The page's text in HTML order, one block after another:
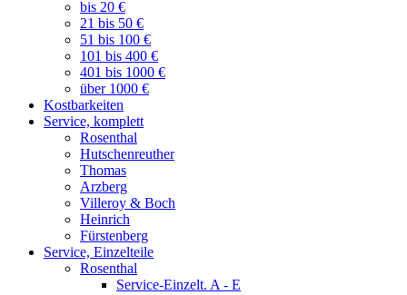
bis 20 €
21 bis 50 €
51 bis 100 €
101 bis 400 €
401 bis 1000 €
über 1000 €
Kostbarkeiten
Service, komplett
Rosenthal
Hutschenreuther
Thomas
Arzberg
Villeroy & Boch
Heinrich
Fürstenberg
Service, Einzelteile
Rosenthal
Service-Einzelt. A - E